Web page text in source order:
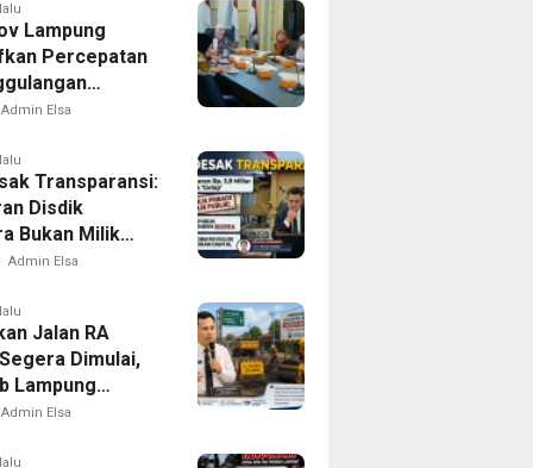
Lampung
Percepatan
di
Admin Elsa
Transparansi:
Disdik
Bukan Milik
Milik Publik
Admin Elsa
Jalan RA
Dimulai,
Lampung
Admin Elsa